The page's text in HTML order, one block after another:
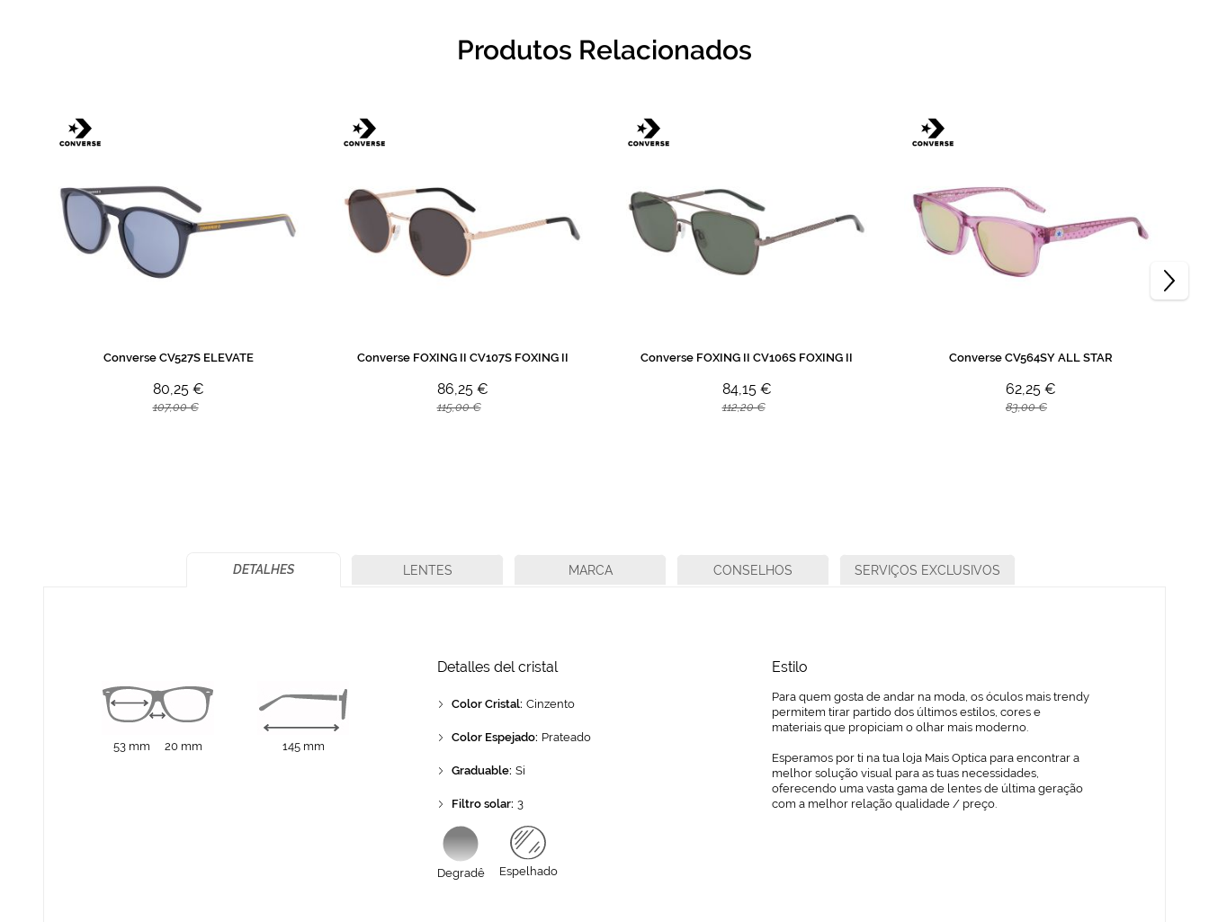
Produtos Relacionados
Converse CV527S ELEVATE
80,25 €
107,00 €
Converse FOXING II CV107S FOXING II
86,25 €
115,00 €
Converse FOXING II CV106S FOXING II
84,15 €
112,20 €
Converse CV564SY ALL STAR
62,25 €
83,00 €
DETALHES
53 mm 20 mm 145 mm
Detalles del cristal
Color Cristal: Cinzento
Color Espejado: Prateado
Graduable: Si
Filtro solar: 3
Degradê Espelhado
Estilo
Para quem gosta de andar na moda, os óculos mais trendy
permitem tirar partido dos últimos estilos, cores e
materiais que propiciam o olhar mais moderno.
Esperamos por ti na tua loja Mais Optica para encontrar a
melhor solução visual para as tuas necessidades,
oferecendo uma vasta gama de lentes de última geração
com a melhor relação qualidade / preço.
LENTES MARCA CONSELHOS SERVIÇOS EXCLUSIVOS